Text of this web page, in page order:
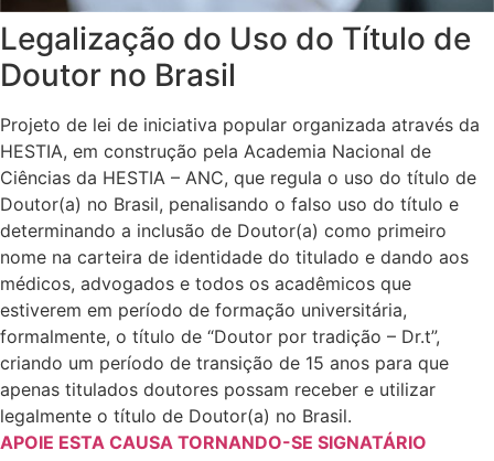
Legalização do Uso do Título de
Doutor no Brasil
Projeto de lei de iniciativa popular organizada através da
HESTIA, em construção pela Academia Nacional de
Ciências da HESTIA – ANC, que regula o uso do título de
Doutor(a) no Brasil, penalisando o falso uso do título e
determinando a inclusão de Doutor(a) como primeiro
nome na carteira de identidade do titulado e dando aos
médicos, advogados e todos os acadêmicos que
estiverem em período de formação universitária,
formalmente, o título de “Doutor por tradição – Dr.t”,
criando um período de transição de 15 anos para que
apenas titulados doutores possam receber e utilizar
legalmente o título de Doutor(a) no Brasil.
APOIE ESTA CAUSA TORNANDO-SE SIGNATÁRIO